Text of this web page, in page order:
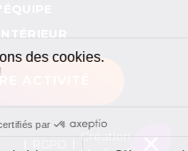
ACTIVITÉ
Création